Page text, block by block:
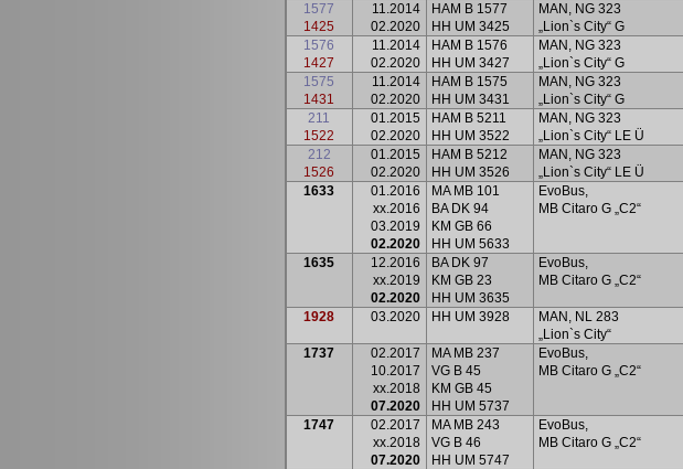
1577
1425
11.2014
02.2020
HAM B 1577
HH UM 3425
MAN, NG 323
„Lion`s City“ G
1576
1427
11.2014
02.2020
HAM B 1576
HH UM 3427
MAN, NG 323
„Lion`s City“ G
1575
1431
11.2014
02.2020
HAM B 1575
HH UM 3431
MAN, NG 323
„Lion`s City“ G
211
1522
01.2015
02.2020
HAM B 5211
HH UM 3522
MAN, NG 323
„Lion`s City“ LE Ü
212
1526
01.2015
02.2020
HAM B 5212
HH UM 3526
MAN, NG 323
„Lion`s City“ LE Ü
1633
01.2016
xx.2016
03.2019
02.2020
MA MB 101
BA DK 94
KM GB 66
HH UM 5633
EvoBus,
MB Citaro G „C2“
1635
12.2016
xx.2019
02.2020
BA DK 97
KM GB 23
HH UM 3635
EvoBus,
MB Citaro G „C2“
1928 03.2020 HH UM 3928
MAN, NL 283
„Lion`s City“
1737
02.2017
10.2017
xx.2018
07.2020
MA MB 237
VG B 45
KM GB 45
HH UM 5737
EvoBus,
MB Citaro G „C2“
1747
02.2017
xx.2018
07.2020
MA MB 243
VG B 46
HH UM 5747
EvoBus,
MB Citaro G „C2“